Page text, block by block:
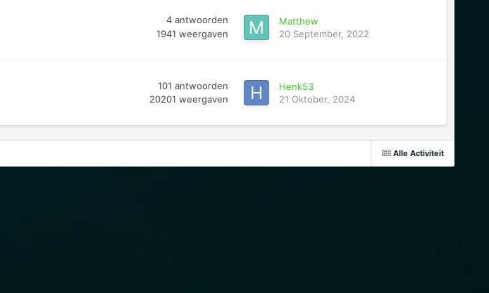
4 antwoorden
1941 weergaven
Matthew
20 September, 2022
101 antwoorden
20201 weergaven
Henk53
21 Oktober, 2024
Alle Activiteit